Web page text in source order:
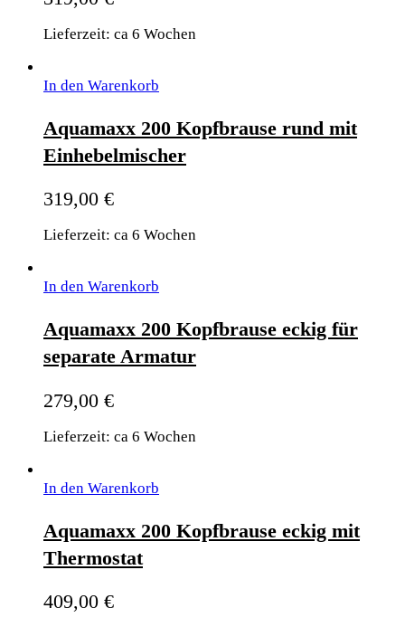
Lieferzeit: ca 6 Wochen
In den Warenkorb
Aquamaxx 200 Kopfbrause rund mit
Einhebelmischer
319,00 €
Lieferzeit: ca 6 Wochen
In den Warenkorb
Aquamaxx 200 Kopfbrause eckig für
separate Armatur
279,00 €
Lieferzeit: ca 6 Wochen
In den Warenkorb
Aquamaxx 200 Kopfbrause eckig mit
Thermostat
409,00 €